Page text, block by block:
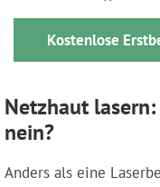
Kostenlose
Netzhaut
nein?
Anders als eine